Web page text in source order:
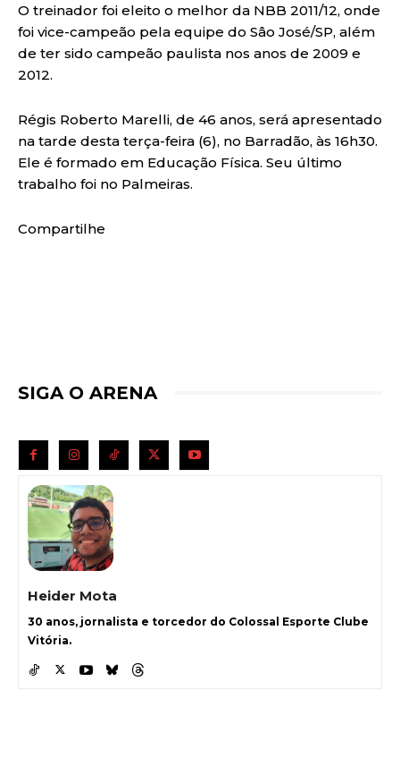
O treinador foi eleito o melhor da NBB 2011/12, onde
foi vice-campeão pela equipe do Sâo José/SP, além
de ter sido campeão paulista nos anos de 2009 e
2012.
Régis Roberto Marelli, de 46 anos, será apresentado
na tarde desta terça-feira (6), no Barradão, às 16h30.
Ele é formado em Educação Física. Seu último
trabalho foi no Palmeiras.
Compartilhe
SIGA O ARENA
Heider Mota
30 anos, jornalista e torcedor do Colossal Esporte Clube
Vitória.